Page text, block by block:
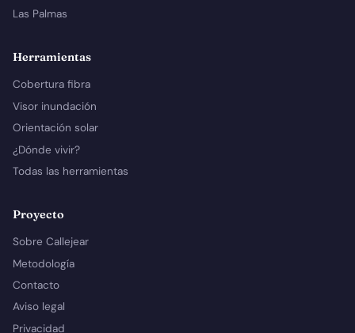
Las Palmas
Herramientas
Cobertura fibra
Visor inundación
Orientación solar
¿Dónde vivir?
Todas las herramientas
Proyecto
Sobre Callejear
Metodología
Contacto
Aviso legal
Privacidad